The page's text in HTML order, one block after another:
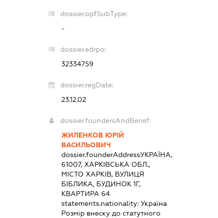
dossier.opfSubType:
-
dossier.edrpo:
32334759
dossier.regDate:
23.12.02
dossier.foundersAndBenef:
ЖИЛЕНКОВ ЮРІЙ
ВАСИЛЬОВИЧ
dossier.founderAddressУКРАЇНА,
61007, ХАРКІВСЬКА ОБЛ.,
МІСТО ХАРКІВ, ВУЛИЦЯ
БІБЛИКА, БУДИНОК 1Г,
КВАРТИРА 64
statements.nationality: Україна
Розмір внеску до статутного